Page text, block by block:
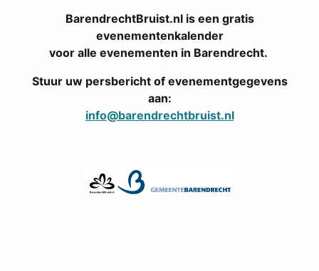
BarendrechtBruist.nl is een gratis
evenementenkalender
voor alle evenementen in Barendrecht.
Stuur uw persbericht of evenementgegevens
aan:
info@barendrechtbruist.nl